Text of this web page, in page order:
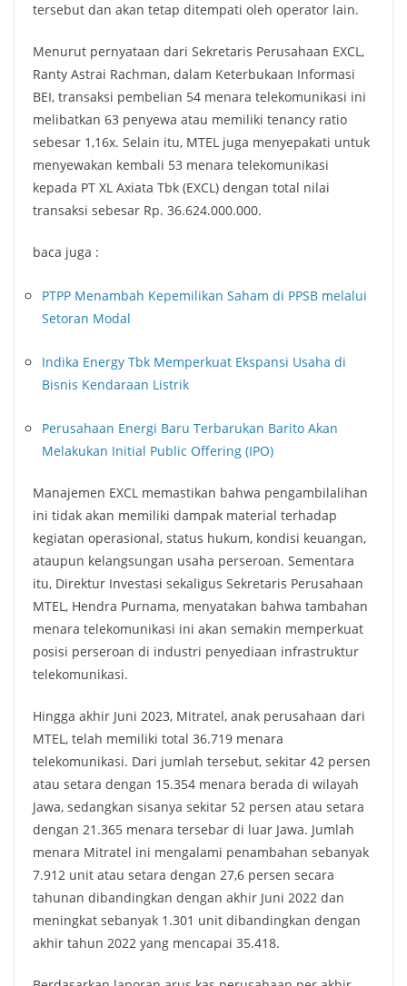
tersebut dan akan tetap ditempati oleh operator lain.
Menurut pernyataan dari Sekretaris Perusahaan EXCL,
Ranty Astrai Rachman, dalam Keterbukaan Informasi
BEI, transaksi pembelian 54 menara telekomunikasi ini
melibatkan 63 penyewa atau memiliki tenancy ratio
sebesar 1,16x. Selain itu, MTEL juga menyepakati untuk
menyewakan kembali 53 menara telekomunikasi
kepada PT XL Axiata Tbk (EXCL) dengan total nilai
transaksi sebesar Rp. 36.624.000.000.
baca juga :
PTPP Menambah Kepemilikan Saham di PPSB melalui
Setoran Modal
Indika Energy Tbk Memperkuat Ekspansi Usaha di
Bisnis Kendaraan Listrik
Perusahaan Energi Baru Terbarukan Barito Akan
Melakukan Initial Public Offering (IPO)
Manajemen EXCL memastikan bahwa pengambilalihan
ini tidak akan memiliki dampak material terhadap
kegiatan operasional, status hukum, kondisi keuangan,
ataupun kelangsungan usaha perseroan. Sementara
itu, Direktur Investasi sekaligus Sekretaris Perusahaan
MTEL, Hendra Purnama, menyatakan bahwa tambahan
menara telekomunikasi ini akan semakin memperkuat
posisi perseroan di industri penyediaan infrastruktur
telekomunikasi.
Hingga akhir Juni 2023, Mitratel, anak perusahaan dari
MTEL, telah memiliki total 36.719 menara
telekomunikasi. Dari jumlah tersebut, sekitar 42 persen
atau setara dengan 15.354 menara berada di wilayah
Jawa, sedangkan sisanya sekitar 52 persen atau setara
dengan 21.365 menara tersebar di luar Jawa. Jumlah
menara Mitratel ini mengalami penambahan sebanyak
7.912 unit atau setara dengan 27,6 persen secara
tahunan dibandingkan dengan akhir Juni 2022 dan
meningkat sebanyak 1.301 unit dibandingkan dengan
akhir tahun 2022 yang mencapai 35.418.